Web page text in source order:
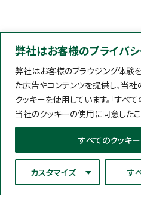
弊社はお客様のプライバ
弊社はお客様のブラウジング体験
た広告やコンテンツを提供し、当
クッキーを使用しています。「すべて
当社のクッキーの使用に同意したこ
カスタマイズ す
すべてのクッキ